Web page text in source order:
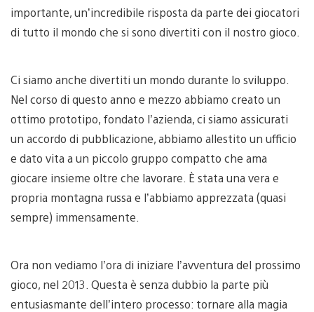
importante, un’incredibile risposta da parte dei giocatori
di tutto il mondo che si sono divertiti con il nostro gioco.
Ci siamo anche divertiti un mondo durante lo sviluppo.
Nel corso di questo anno e mezzo abbiamo creato un
ottimo prototipo, fondato l’azienda, ci siamo assicurati
un accordo di pubblicazione, abbiamo allestito un ufficio
e dato vita a un piccolo gruppo compatto che ama
giocare insieme oltre che lavorare. È stata una vera e
propria montagna russa e l’abbiamo apprezzata (quasi
sempre) immensamente.
Ora non vediamo l’ora di iniziare l’avventura del prossimo
gioco, nel 2013. Questa è senza dubbio la parte più
entusiasmante dell’intero processo: tornare alla magia